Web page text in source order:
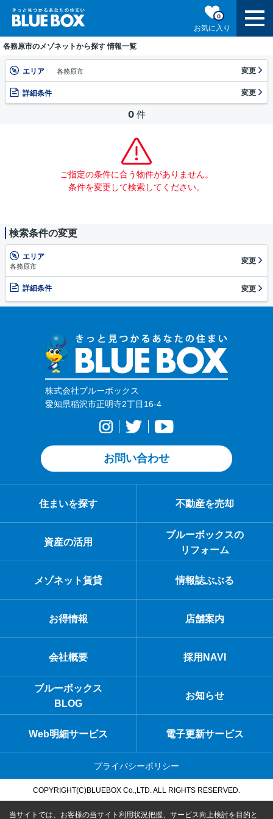
お気に入り
0
各務原市のメゾネットから探す 情報一覧
エリア 各務原市 変更
詳細条件 変更
0 件
ご指定の条件に合う物件がありません。
条件を変更して検索してください。
検索条件の変更
エリア
各務原市
変更
詳細条件 変更
株式会社ブルーボックス
愛知県稲沢市正明寺2丁目16-4
お問い合わせ
住まいを探す 不動産を売却
資産の活用
ブルーボックスの
リフォーム
メゾネット賃貸 情報誌ぶぶる
お得情報 店舗案内
会社概要 採用NAVI
ブルーボックス
BLOG
お知らせ
Web明細サービス 電子更新サービス
プライバシーポリシー
COPYRIGHT(C)BLUEBOX Co.,LTD. ALL RIGHTS RESERVED.
当サイトでは、お客様の当サイト利用状況把握、サービス向上検討を目的と